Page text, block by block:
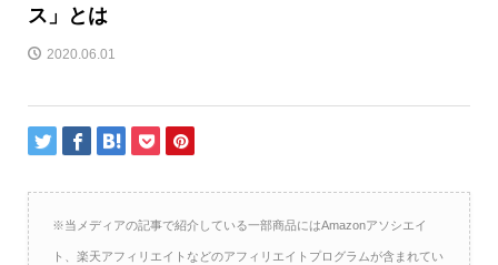
ス」とは
2020.06.01
※当メディアの記事で紹介している一部商品にはAmazonアソシエイ
ト、楽天アフィリエイトなどのアフィリエイトプログラムが含まれてい